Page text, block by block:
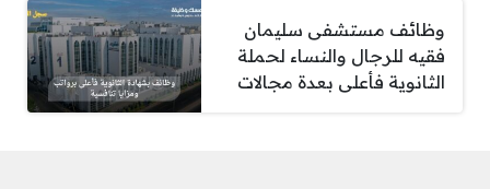
وظائف مستشفى سليمان
فقيه للرجال والنساء لحملة
الثانوية فأعلى بعدة مجالات